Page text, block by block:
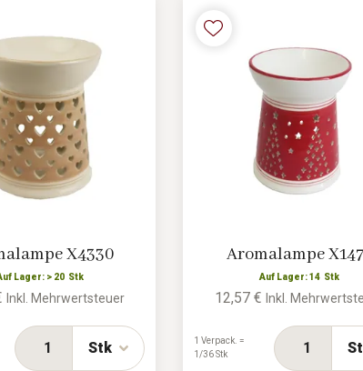
X4330
Lager: > 20 Stk
Inkl. Mehrwertsteuer
Stk
Aromalampe
Auf Lager: 14 Stk
12,57 € Inkl.
1 Verpack. =
1/36 Stk